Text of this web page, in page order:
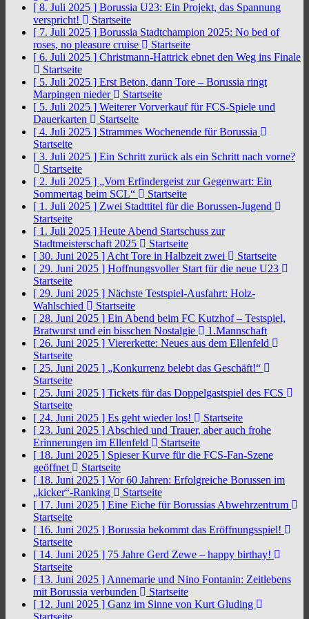
[ 8. Juli 2025 ] Borussia U23: Ein Projekt, das Spannung
verspricht!
Startseite
[ 7. Juli 2025 ] Borussia Stadtchampion 2025: No bed of
roses, no pleasure cruise
Startseite
[ 6. Juli 2025 ] Christmann-Hattrick ebnet den Weg ins Finale
Startseite
[ 5. Juli 2025 ] Erst Beton, dann Tore – Borussia ringt
Marpingen nieder
Startseite
[ 5. Juli 2025 ] Weiterer Vorverkauf für FCS-Spiele und
Dauerkarten
Startseite
[ 4. Juli 2025 ] Strammes Wochenende für Borussia
Startseite
[ 3. Juli 2025 ] Ein Schritt zurück als ein Schritt nach vorne?
Startseite
[ 2. Juli 2025 ] „Vom Erfindergeist zur Gegenwart: Ein
Sommertag beim SCL“
Startseite
[ 1. Juli 2025 ] Zwei Stadttitel für die Borussen-Jugend
Startseite
[ 1. Juli 2025 ] Heute Abend Startschuss zur
Stadtmeisterschaft 2025
Startseite
[ 30. Juni 2025 ] Acht Tore in Halbzeit zwei
Startseite
[ 29. Juni 2025 ] Hoffnungsvoller Start für die neue U23
Startseite
[ 29. Juni 2025 ] Nächste Testspiel-Ausfahrt: Holz-
Wahlschied
Startseite
[ 28. Juni 2025 ] Ein Abend beim FC Kutzhof – Testspiel,
Bratwurst und ein bisschen Nostalgie
1.Mannschaft
[ 26. Juni 2025 ] Viererkette: Neues aus dem Ellenfeld
Startseite
[ 25. Juni 2025 ] „Konkurrenz belebt das Geschäft!“
Startseite
[ 25. Juni 2025 ] Tickets für das Doppelgastspiel des FCS
Startseite
[ 24. Juni 2025 ] Es geht wieder los!
Startseite
[ 23. Juni 2025 ] Abschied und Trauer, aber auch frohe
Erinnerungen im Ellenfeld
Startseite
[ 18. Juni 2025 ] Spieser Kurve für die FCS-Fan-Szene
geöffnet
Startseite
[ 18. Juni 2025 ] Vor 60 Jahren: Erfolgreiche Borussen im
„kicker“-Ranking
Startseite
[ 17. Juni 2025 ] Eine Eiche für Borussias Abwehrzentrum
Startseite
[ 16. Juni 2025 ] Borussia bekommt das Eröffnungsspiel!
Startseite
[ 14. Juni 2025 ] 75 Jahre Gerd Zewe – happy birthay!
Startseite
[ 13. Juni 2025 ] Annemarie und Nino Fontanin: Zeitlebens
mit Borussia verbunden
Startseite
[ 12. Juni 2025 ] Ganz im Sinne von Kurt Gluding
Startseite